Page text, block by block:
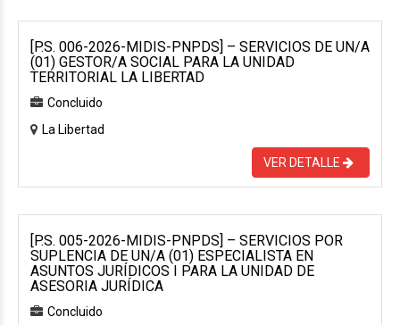
[P.S. 006-2026-MIDIS-PNPDS] – SERVICIOS DE UN/A
(01) GESTOR/A SOCIAL PARA LA UNIDAD
TERRITORIAL LA LIBERTAD
Concluido
La Libertad
VER DETALLE
[P.S. 005-2026-MIDIS-PNPDS] – SERVICIOS POR
SUPLENCIA DE UN/A (01) ESPECIALISTA EN
ASUNTOS JURÍDICOS I PARA LA UNIDAD DE
ASESORIA JURÍDICA
Concluido